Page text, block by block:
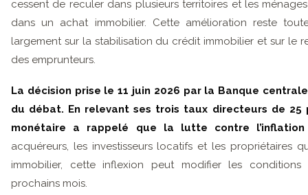
cessent de reculer dans plusieurs territoires et les
dans un achat immobilier. Cette amélioration reste
largement sur la stabilisation du crédit immobilier et sur le
des emprunteurs.
La décision prise le 11 juin 2026 par la Banque
du débat. En relevant ses trois taux directeurs de 25
monétaire a rappelé que la lutte contre
acquéreurs, les investisseurs locatifs et les propriétaires
immobilier, cette inflexion peut modifier les
prochains mois.